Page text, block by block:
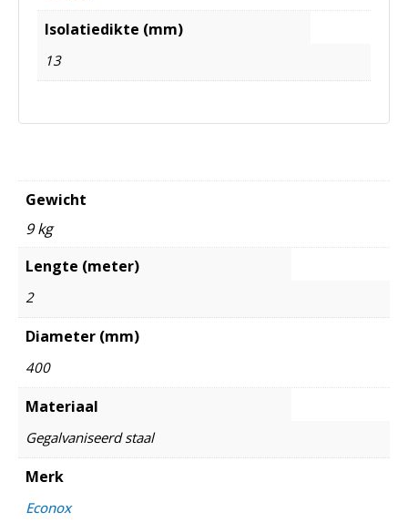
Isolatiedikte (mm)
13
Gewicht
9 kg
Lengte (meter)
2
Diameter (mm)
400
Materiaal
Gegalvaniseerd staal
Merk
Econox